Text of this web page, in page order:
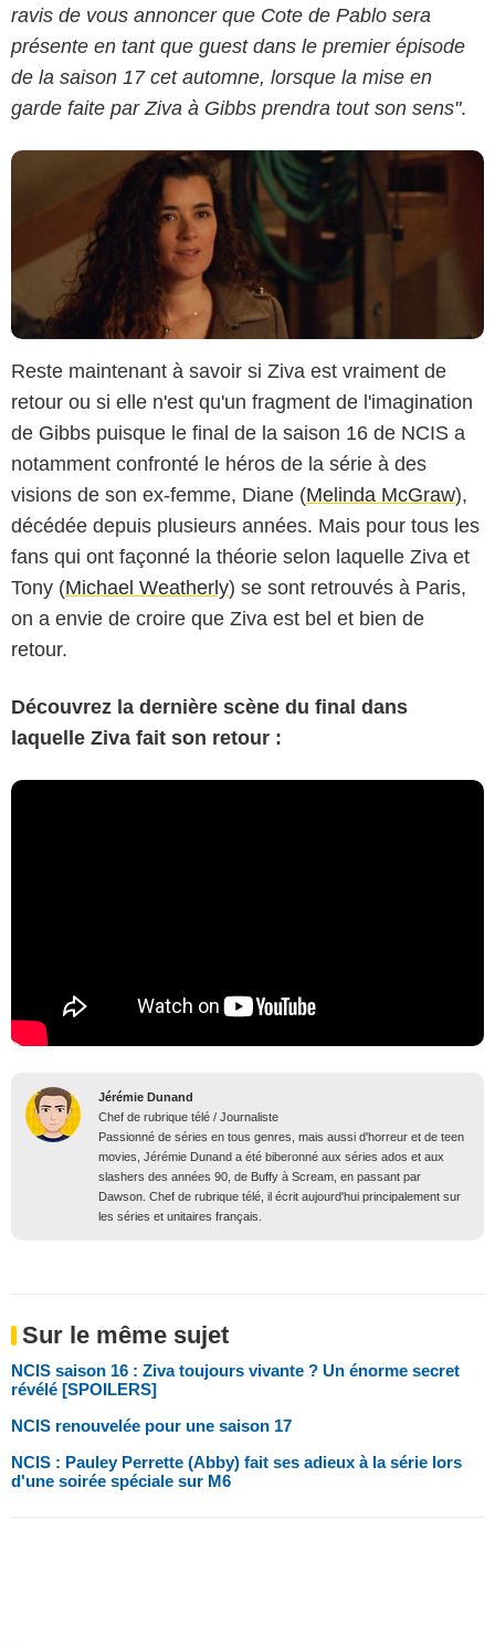
ravis de vous annoncer que Cote de Pablo sera
présente en tant que guest dans le premier épisode
de la saison 17 cet automne, lorsque la mise en
garde faite par Ziva à Gibbs prendra tout son sens".
Reste maintenant à savoir si Ziva est vraiment de
retour ou si elle n'est qu'un fragment de l'imagination
de Gibbs puisque le final de la saison 16 de NCIS a
notamment confronté le héros de la série à des
visions de son ex-femme, Diane (Melinda McGraw),
décédée depuis plusieurs années. Mais pour tous les
fans qui ont façonné la théorie selon laquelle Ziva et
Tony (Michael Weatherly) se sont retrouvés à Paris,
on a envie de croire que Ziva est bel et bien de
retour.
Découvrez la dernière scène du final dans
laquelle Ziva fait son retour :
Jérémie Dunand
Chef de rubrique télé / Journaliste
Passionné de séries en tous genres, mais aussi d'horreur et de teen
movies, Jérémie Dunand a été biberonné aux séries ados et aux
slashers des années 90, de Buffy à Scream, en passant par
Dawson. Chef de rubrique télé, il écrit aujourd'hui principalement sur
les séries et unitaires français.
Sur le même sujet
NCIS saison 16 : Ziva toujours vivante ? Un énorme secret
révélé [SPOILERS]
NCIS renouvelée pour une saison 17
NCIS : Pauley Perrette (Abby) fait ses adieux à la série lors
d'une soirée spéciale sur M6